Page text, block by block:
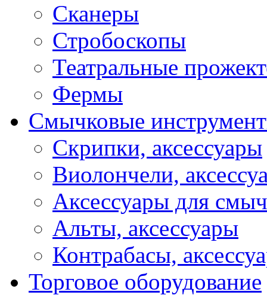
Сканеры
Стробоскопы
Театральные
Фермы
Смычковые
Скрипки, аксессуары
Виолончели,
Аксессуары для
Альты, аксессуары
Контрабасы,
Торговое оборудование